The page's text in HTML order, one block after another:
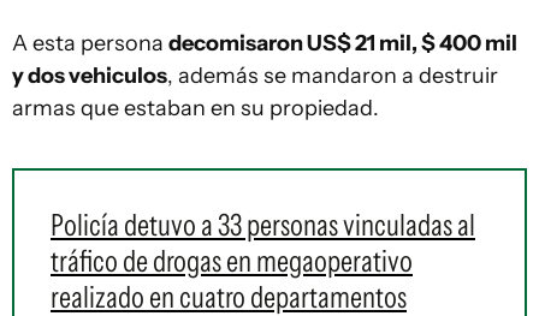
A esta persona decomisaron US$ 21 mil, $ 400 mil
y dos vehiculos, además se mandaron a destruir
armas que estaban en su propiedad.
Policía detuvo a 33 personas vinculadas al
tráfico de drogas en megaoperativo
realizado en cuatro departamentos